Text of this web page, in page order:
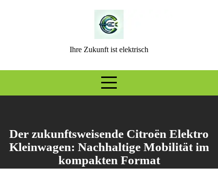
Ihre Zukunft ist elektrisch
Der zukunftsweisende Citroën Elektro
Kleinwagen: Nachhaltige Mobilität im
kompakten Format